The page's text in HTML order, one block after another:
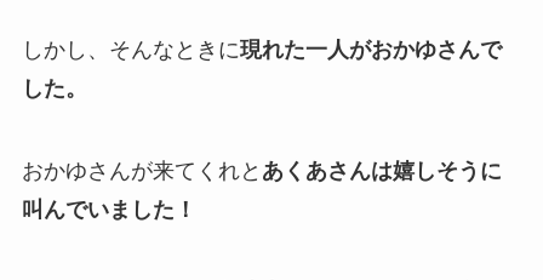
しかし、そんなときに現れた一人がおかゆさんで
した。
おかゆさんが来てくれと あくあさんは嬉しそうに
叫んでいました！